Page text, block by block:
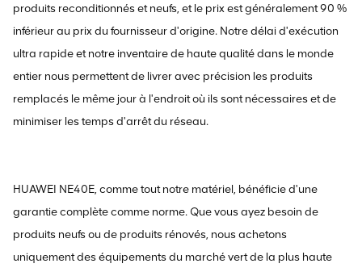
produits reconditionnés et neufs, et le prix est généralement 90 %
inférieur au prix du fournisseur d'origine. Notre délai d'exécution
ultra rapide et notre inventaire de haute qualité dans le monde
entier nous permettent de livrer avec précision les produits
remplacés le même jour à l'endroit où ils sont nécessaires et de
minimiser les temps d'arrêt du réseau.
HUAWEI NE40E, comme tout notre matériel, bénéficie d'une
garantie complète comme norme. Que vous ayez besoin de
produits neufs ou de produits rénovés, nous achetons
uniquement des équipements du marché vert de la plus haute